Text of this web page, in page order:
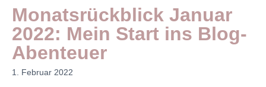
Monatsrückblick Januar
2022: Mein Start ins Blog-
Abenteuer
1. Februar 2022